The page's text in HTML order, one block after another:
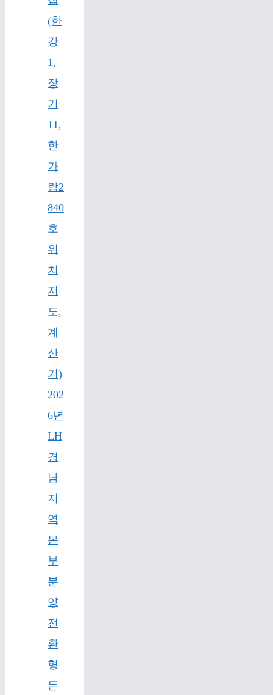
(한
강
1,
장
기
11,
한
가
람2
840
호
위
치
지
도,
계
산
기)
202
6년
LH
경
남
지
역
본
부
분
양
전
환
형
든